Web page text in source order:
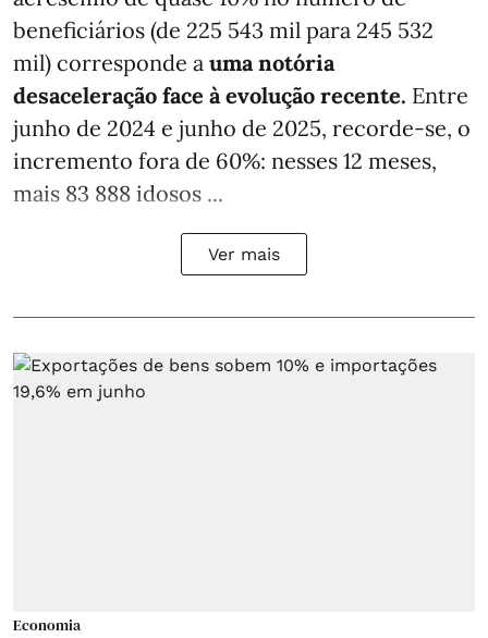
beneficiários (de 225 543 mil para 245 532
mil) corresponde a uma notória
desaceleração face à evolução recente. Entre
junho de 2024 e junho de 2025, recorde-se, o
incremento fora de 60%: nesses 12 meses,
mais 83 888 idosos ...
Ver mais
Economia